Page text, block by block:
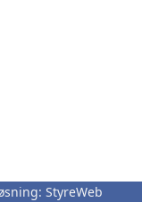
StyreWeb